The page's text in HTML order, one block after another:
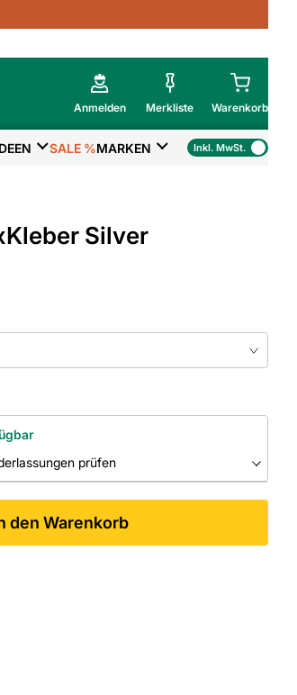
Anmelden Merkliste Warenkorb
Mein Warenkorb
SALE %MARKEN Inkl. MwSt.
Silver
prüfen
den Warenkorb